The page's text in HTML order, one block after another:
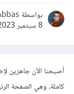
بواسطة Ola Abbas
8 سبتمبر 2023
أصبحنا الآن جاهزين
كاملة، وهي الصفحة